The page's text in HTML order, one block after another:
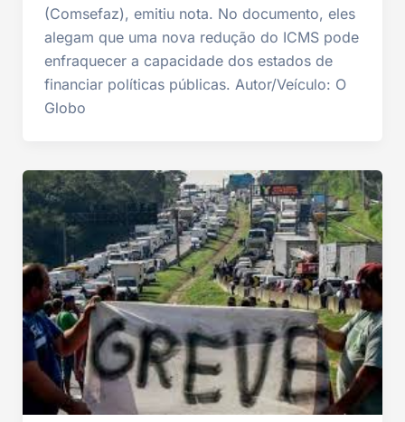
(Comsefaz), emitiu nota. No documento, eles
alegam que uma nova redução do ICMS pode
enfraquecer a capacidade dos estados de
financiar políticas públicas. Autor/Veículo: O
Globo